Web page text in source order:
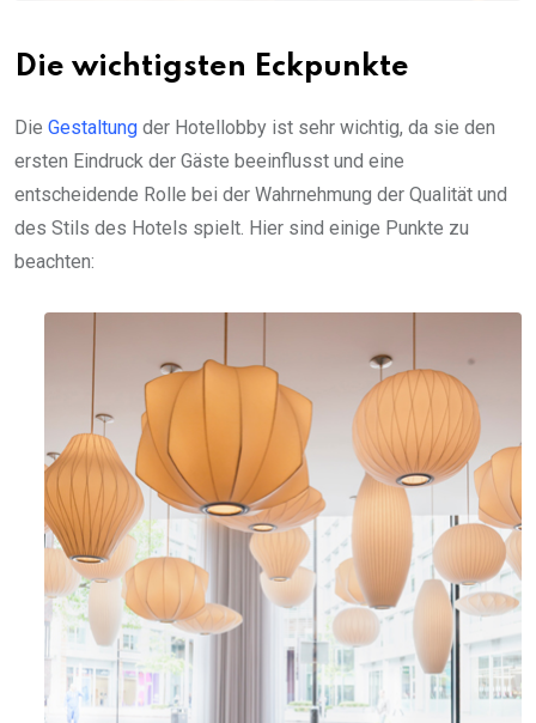
Die wichtigsten Eckpunkte
Die Gestaltung der Hotellobby ist sehr wichtig, da sie den
ersten Eindruck der Gäste beeinflusst und eine
entscheidende Rolle bei der Wahrnehmung der Qualität und
des Stils des Hotels spielt. Hier sind einige Punkte zu
beachten: